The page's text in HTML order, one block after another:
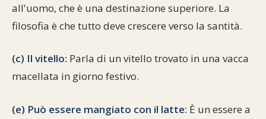
all'uomo, che è una destinazione superiore. La
filosofia è che tutto deve crescere verso la santità.
(c) Il vitello: Parla di un vitello trovato in una vacca
macellata in giorno festivo.
(e) Può essere mangiato con il latte: È un essere a